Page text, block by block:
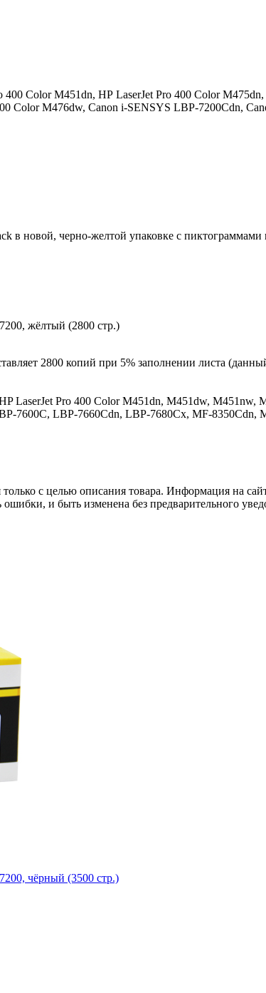
400 Color M451dn, HP LaserJet Pro 400 Color M475dn,
Color M476dw, Canon i-SENSYS LBP-7200Cdn,
в новой, черно-желтой упаковке с
жёлтый (2800 стр.)
2800 копий при 5% заполнении листа
LaserJet Pro 400 Color M451dn, M451dw, M451nw,
7600C, LBP-7660Cdn, LBP-7680Cx, MF-8350Cdn,
с целью описания товара. Информация на
и быть изменена без предварительного
чёрный (3500 стр.)